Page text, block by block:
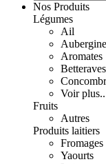
Nos Produits
Légumes
Ail
Aromates
Betteraves
Voir
Fruits
Autres
Produits laitiers
Fromages
Yaourts